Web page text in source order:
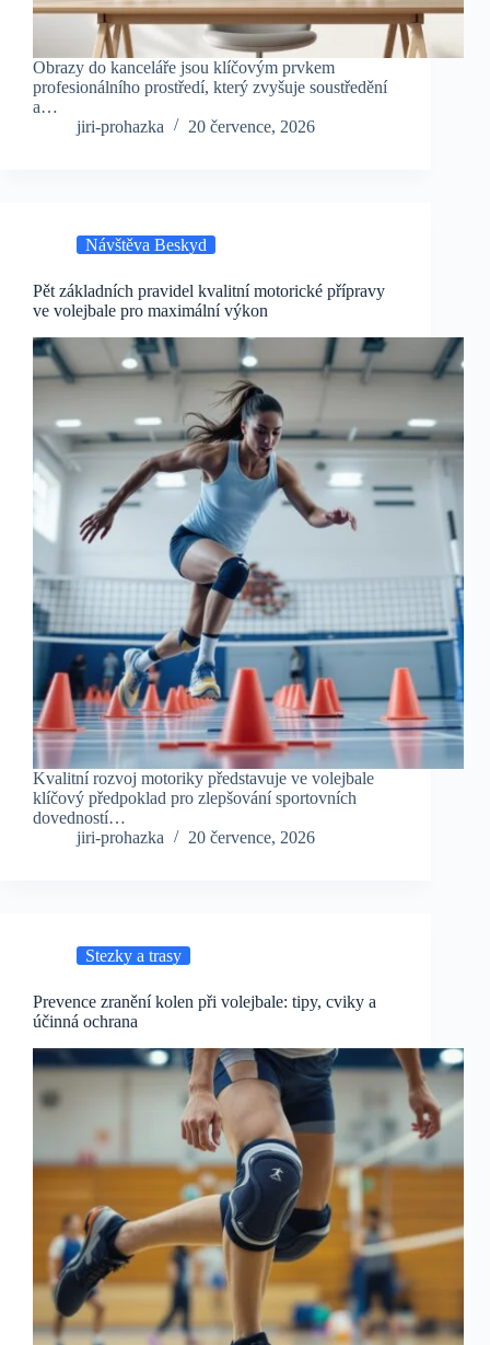
Obrazy do kanceláře jsou klíčovým prvkem
profesionálního prostředí, který zvyšuje soustředění
a…
jiri-prohazka
20 července, 2026
Návštěva Beskyd
Pět základních pravidel kvalitní motorické přípravy
ve volejbale pro maximální výkon
Kvalitní rozvoj motoriky představuje ve volejbale
klíčový předpoklad pro zlepšování sportovních
dovedností…
jiri-prohazka
20 července, 2026
Stezky a trasy
Prevence zranění kolen při volejbale: tipy, cviky a
účinná ochrana